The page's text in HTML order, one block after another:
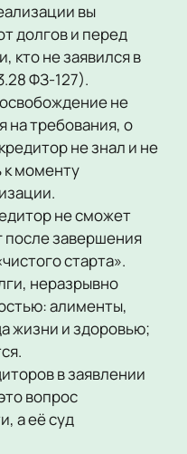
вы
долгов и перед
кто не заявился в
ФЗ-127).
не
на требования, о
не знал и не
к моменту
не сможет
после завершения
старта».
неразрывно
алименты,
жизни и здоровью;
в заявлении
вопрос
а её суд